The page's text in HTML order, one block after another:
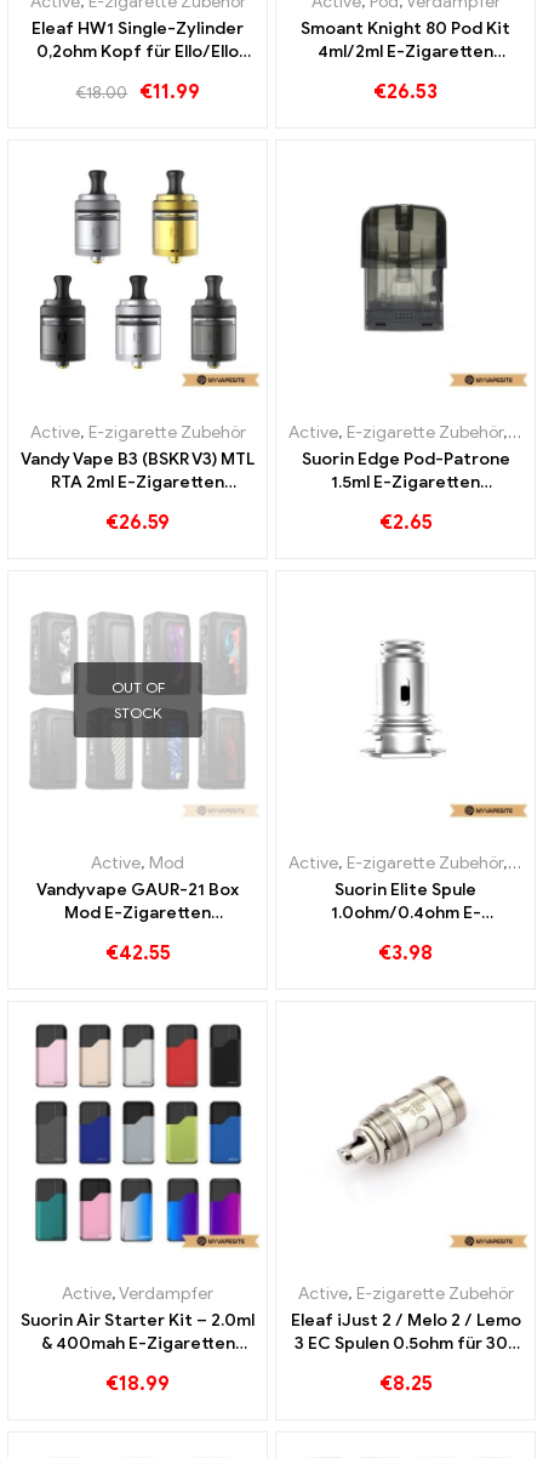
Eleaf HW1 Single-Zylinder
0,2ohm Kopf für Ello/Ello
(5pcs/Pack) E-Zigaretten
€18.00 €11.99
Smoant Knight 80 Pod Kit
4ml/2ml E-Zigaretten
€26.53
Active, E-zigarette Zubehör
Vandy Vape B3 (BSKR V3) MTL
RTA 2ml E-Zigaretten
€26.59
Active, E-zigarette Zubehör,
Suorin Edge Pod-Patrone
1.5ml E-Zigaretten
€2.65
OUT OF
STOCK
Active, Mod
Vandyvape GAUR-21 Box
Mod E-Zigaretten
€42.55
Active, E-zigarette Zubehör,
Suorin Elite Spule
1.0ohm/0.4ohm E-
Custom
€3.98
Active,Verdampfer
Suorin Air Starter Kit – 2.0ml
& 400mah E-Zigaretten
€18.99
Active, E-zigarette Zubehör
Eleaf iJust 2 / Melo 2 / Lemo
3 EC Spulen 0.5ohm für 30-
Großhandel丨Custom
€8.25